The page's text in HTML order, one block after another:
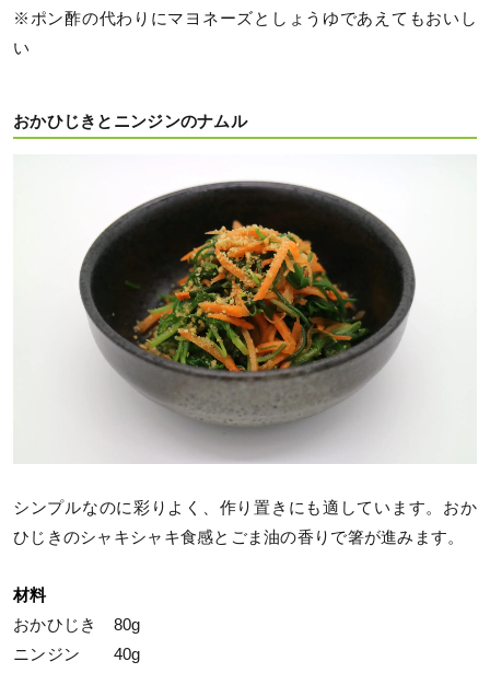
※ポン酢の代わりにマヨネーズとしょうゆであえてもおいし
い
おかひじきとニンジンのナムル
シンプルなのに彩りよく、作り置きにも適しています。おか
ひじきのシャキシャキ食感とごま油の香りで箸が進みます。
材料
おかひじき 80g
ニンジン 40g